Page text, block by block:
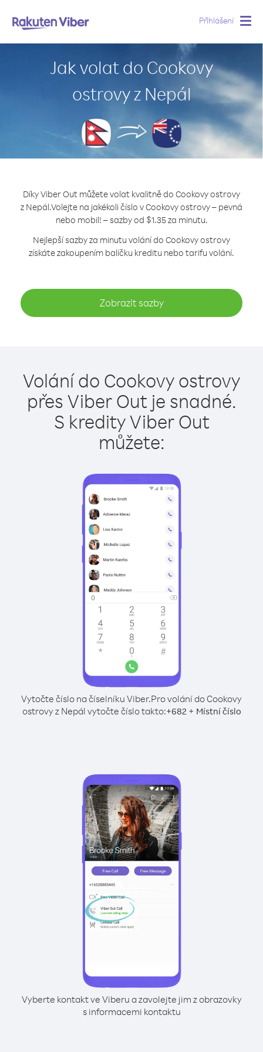
Přihlášení
Jak volat do Cookovy
ostrovy z Nepál
Díky Viber Out můžete volat kvalitně do Cookovy ostrovy
z Nepál.Volejte na jakékoli číslo v Cookovy ostrovy – pevná
nebo mobil! – sazby od $1.35 za minutu.
Nejlepší sazby za minutu volání do Cookovy ostrovy
získáte zakoupením balíčku kreditu nebo tarifu volání.
Zobrazit sazby
Volání do Cookovy ostrovy
přes Viber Out je snadné.
S kredity Viber Out
můžete:
Vytočte číslo na číselníku Viber.Pro volání do Cookovy
ostrovy z Nepál vytočte číslo takto:+682+ Místní číslo
Vyberte kontakt ve Viberu a zavolejte jim z obrazovky
s informacemi kontaktu